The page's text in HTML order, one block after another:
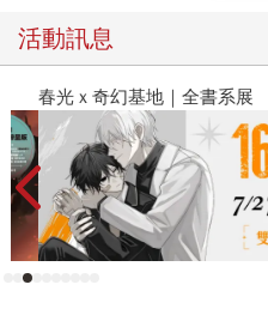
活動訊息
春光ｘ奇幻基地｜全書系展